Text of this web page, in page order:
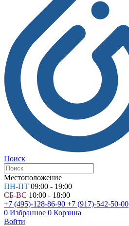
Поиск
Местоположение
ПН-ПТ 09:00 - 19:00
СБ-ВС 10:00 - 18:00
+7 (495)-128-86-90 +7 (917)-542-50-00
0 Избранное 0 Корзина
Войти